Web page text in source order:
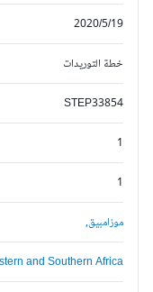
2020/5/19
خطة التوريدات
STEP33854
موزامبيق,
Eastern and Southern Africa,